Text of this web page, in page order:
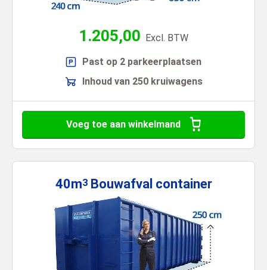
1.205,00 Excl. BTW
Past op 2 parkeerplaatsen
Inhoud van 250 kruiwagens
Voeg toe aan winkelmand
40m3 Bouwafval container